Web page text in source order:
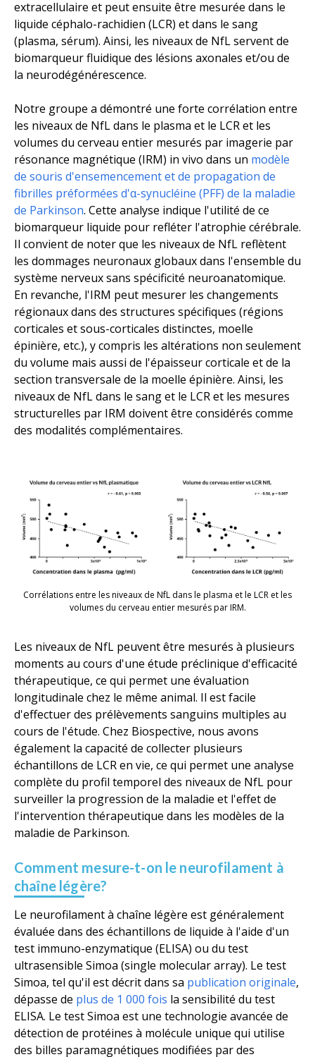
extracellulaire et peut ensuite être mesurée dans le
liquide céphalo-rachidien (LCR) et dans le sang
(plasma, sérum). Ainsi, les niveaux de NfL servent de
biomarqueur fluidique des lésions axonales et/ou de
la neurodégénérescence.
Notre groupe a démontré une forte corrélation entre
les niveaux de NfL dans le plasma et le LCR et les
volumes du cerveau entier mesurés par imagerie par
résonance magnétique (IRM) in vivo dans un modèle
de souris d'ensemencement et de propagation de
fibrilles préformées d'α-synucléine (PFF) de la maladie
de Parkinson. Cette analyse indique l'utilité de ce
biomarqueur liquide pour refléter l'atrophie cérébrale.
Il convient de noter que les niveaux de NfL reflètent
les dommages neuronaux globaux dans l'ensemble du
système nerveux sans spécificité neuroanatomique.
En revanche, l'IRM peut mesurer les changements
régionaux dans des structures spécifiques (régions
corticales et sous-corticales distinctes, moelle
épinière, etc.), y compris les altérations non seulement
du volume mais aussi de l'épaisseur corticale et de la
section transversale de la moelle épinière. Ainsi, les
niveaux de NfL dans le sang et le LCR et les mesures
structurelles par IRM doivent être considérés comme
des modalités complémentaires.
Corrélations entre les niveaux de NfL dans le plasma et le LCR et les
volumes du cerveau entier mesurés par IRM.
Les niveaux de NfL peuvent être mesurés à plusieurs
moments au cours d'une étude préclinique d'efficacité
thérapeutique, ce qui permet une évaluation
longitudinale chez le même animal. Il est facile
d'effectuer des prélèvements sanguins multiples au
cours de l'étude. Chez Biospective, nous avons
également la capacité de collecter plusieurs
échantillons de LCR en vie, ce qui permet une analyse
complète du profil temporel des niveaux de NfL pour
surveiller la progression de la maladie et l'effet de
l'intervention thérapeutique dans les modèles de la
maladie de Parkinson.
Comment mesure-t-on le neurofilament à
chaîne légère?
Le neurofilament à chaîne légère est généralement
évaluée dans des échantillons de liquide à l'aide d'un
test immuno-enzymatique (ELISA) ou du test
ultrasensible Simoa (single molecular array). Le test
Simoa, tel qu'il est décrit dans sa publication originale,
dépasse de plus de 1 000 fois la sensibilité du test
ELISA. Le test Simoa est une technologie avancée de
détection de protéines à molécule unique qui utilise
des billes paramagnétiques modifiées par des